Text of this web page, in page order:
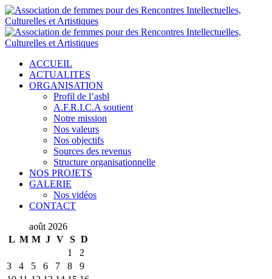
ACCUEIL
ACTUALITES
ORGANISATION
Profil de l’asbl
A.F.R.I.C.A soutient
Notre mission
Nos valeurs
Nos objectifs
Sources des revenus
Structure organisationnelle
NOS PROJETS
GALERIE
Nos vidéos
CONTACT
août 2026
L M M J V S D
1
2
3
4 5 6 7 8
9